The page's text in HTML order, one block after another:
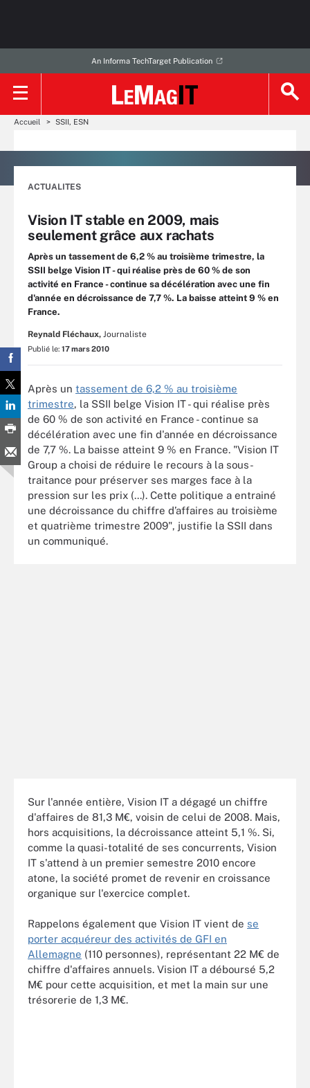
An Informa TechTarget Publication
Accueil SSII, ESN
ACTUALITES
Vision IT stable en 2009, mais
seulement grâce aux rachats
Après un tassement de 6,2 % au troisième trimestre, la
SSII belge Vision IT - qui réalise près de 60 % de son
activité en France - continue sa décélération avec une fin
d'année en décroissance de 7,7 %. La baisse atteint 9 % en
France.
Reynald Fléchaux, Journaliste
Publié le: 17 mars 2010
Après un tassement de 6,2 % au troisième
trimestre, la SSII belge Vision IT - qui réalise près
de 60 % de son activité en France - continue sa
décélération avec une fin d'année en décroissance
de 7,7 %. La baisse atteint 9 % en France. "Vision IT
Group a choisi de réduire le recours à la sous-
traitance pour préserver ses marges face à la
pression sur les prix (...). Cette politique a entrainé
une décroissance du chiffre d’affaires au troisième
et quatrième trimestre 2009", justifie la SSII dans
un communiqué.
Sur l'année entière, Vision IT a dégagé un chiffre
d'affaires de 81,3 M€, voisin de celui de 2008. Mais,
hors acquisitions, la décroissance atteint 5,1 %. Si,
comme la quasi-totalité de ses concurrents, Vision
IT s'attend à un premier semestre 2010 encore
atone, la société promet de revenir en croissance
organique sur l'exercice complet.
Rappelons également que Vision IT vient de se
porter acquéreur des activités de GFI en
Allemagne (110 personnes), représentant 22 M€ de
chiffre d'affaires annuels. Vision IT a déboursé 5,2
M€ pour cette acquisition, et met la main sur une
trésorerie de 1,3 M€.